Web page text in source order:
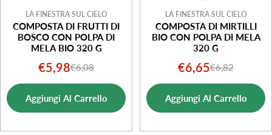
LA FINESTRA SUL CIELO
COMPOSTA DI FRUTTI DI
BOSCO CON POLPA DI
MELA BIO 320 G
Prezzo
di
vendita
€5,98Prezzo
normale
€6,08
Aggiungi Al Carrello
LA FINESTRA SUL CIELO
COMPOSTA DI MIRTILLI
BIO CON POLPA DI MELA
320 G
Prezzo
di
vendita
€6,65Prezzo
normale
€6,82
Aggiungi Al Carrello